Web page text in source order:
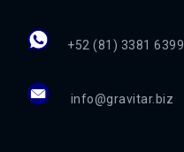
+52 (81) 3381 6399
info@gravitar.biz